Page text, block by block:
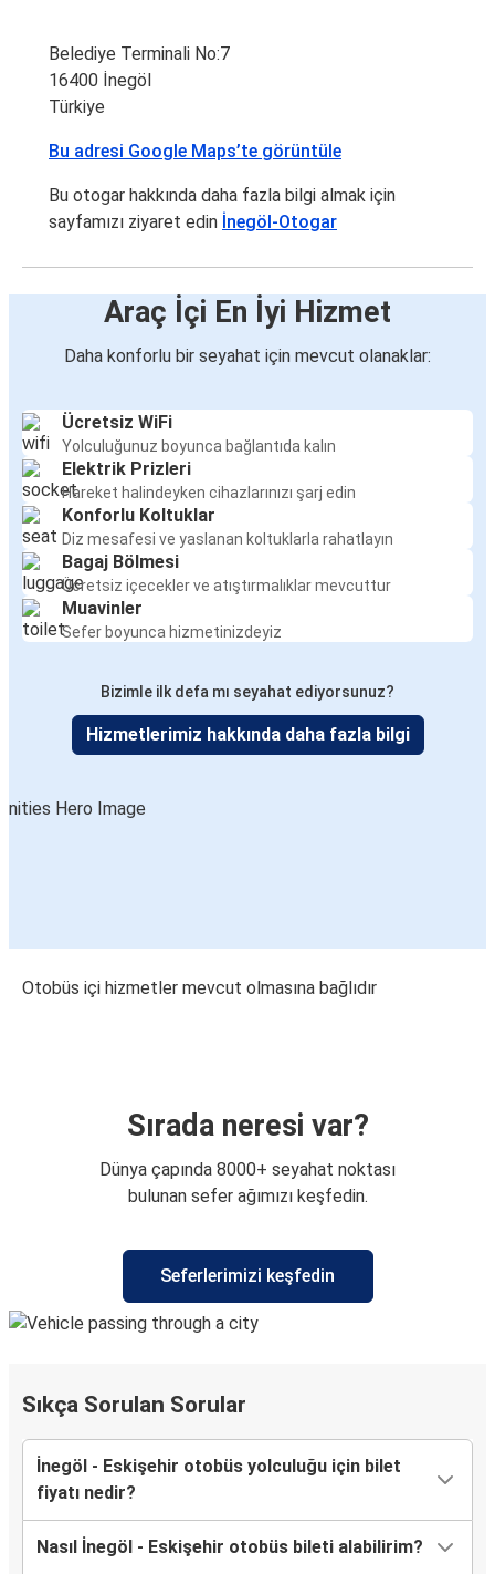
Belediye Terminali No:7
16400 İnegöl
Türkiye
Bu adresi Google Maps’te görüntüle
Bu otogar hakkında daha fazla bilgi almak için
sayfamızı ziyaret edin İnegöl-Otogar
Araç İçi En İyi Hizmet
Daha konforlu bir seyahat için mevcut olanaklar:
Ücretsiz WiFi
Yolculuğunuz boyunca bağlantıda kalın
Elektrik Prizleri
Hareket halindeyken cihazlarınızı şarj edin
Konforlu Koltuklar
Diz mesafesi ve yaslanan koltuklarla rahatlayın
Bagaj Bölmesi
Ücretsiz içecekler ve atıştırmalıklar mevcuttur
Muavinler
Sefer boyunca hizmetinizdeyiz
Bizimle ilk defa mı seyahat ediyorsunuz?
Hizmetlerimiz hakkında daha fazla bilgi
Otobüs içi hizmetler mevcut olmasına bağlıdır
Sırada neresi var?
Dünya çapında 8000+ seyahat noktası
bulunan sefer ağımızı keşfedin.
Seferlerimizi keşfedin
Sıkça Sorulan Sorular
İnegöl - Eskişehir otobüs yolculuğu için bilet
fiyatı nedir?
Nasıl İnegöl - Eskişehir otobüs bileti alabilirim?